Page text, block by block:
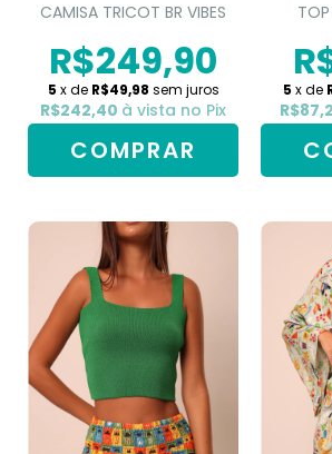
CAMISA TRICOT BR VIBES
R$249,90
5 x de R$49,98 sem juros
R$242,40 à vista no Pix
COMPRAR
5 x de